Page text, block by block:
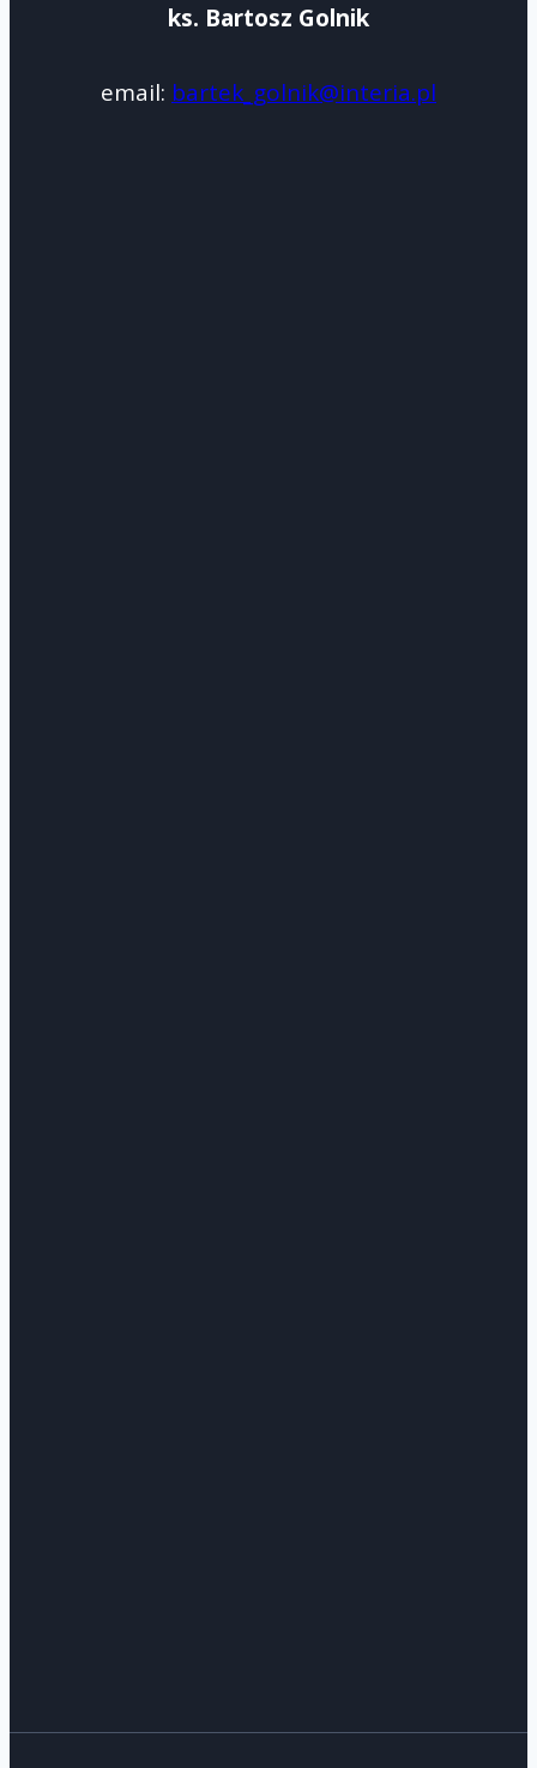
ks. Bartosz Golnik
email: bartek_golnik@interia.pl